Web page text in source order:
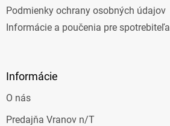
Podmienky ochrany osobných údajov
Informácie a poučenia pre spotrebiteľa
Informácie
O nás
Predajňa Vranov n/T